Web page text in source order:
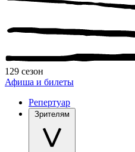
129 сезон
Афиша и билеты
Репертуар
Зрителям